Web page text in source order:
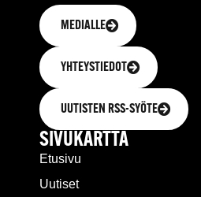
MEDIALLE
YHTEYSTIEDOT
UUTISTEN RSS-SYÖTE
SIVUKARTTA
Etusivu
Uutiset